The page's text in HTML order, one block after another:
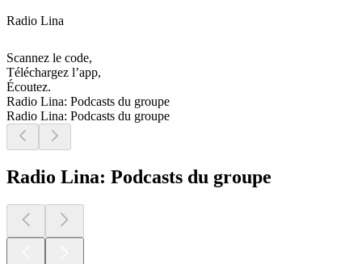
Radio Lina
Scannez le code,
Téléchargez l’app,
Écoutez.
Radio Lina: Podcasts du groupe
Radio Lina: Podcasts du groupe
Radio Lina: Podcasts du groupe